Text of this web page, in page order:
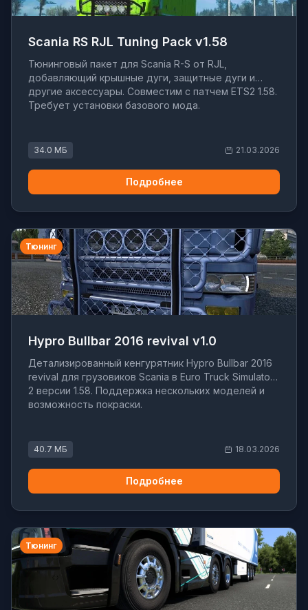
Scania RS RJL Tuning Pack v1.58
Тюнинговый пакет для Scania R-S от RJL,
добавляющий крышные дуги, защитные дуги и
другие аксессуары. Совместим с патчем ETS2 1.58.
Требует установки базового мода.
34.0 МБ 21.03.2026
Подробнее
Тюнинг
Hypro Bullbar 2016 revival v1.0
Детализированный кенгурятник Hypro Bullbar 2016
revival для грузовиков Scania в Euro Truck Simulator
2 версии 1.58. Поддержка нескольких моделей и
возможность покраски.
40.7 МБ 18.03.2026
Подробнее
Тюнинг